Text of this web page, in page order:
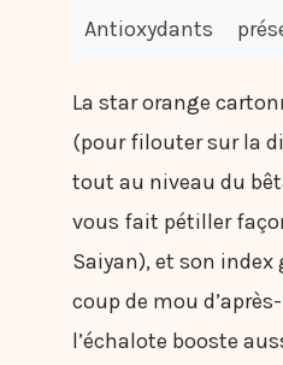
Antioxydants
La star orange
(pour filouter sur la
tout au niveau du
vous fait pétiller
Saiyan), et son
coup de mou
l’échalote booste